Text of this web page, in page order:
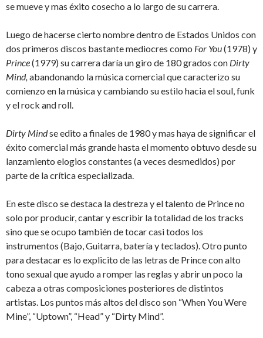
se mueve y mas éxito cosecho a lo largo de su carrera.
Luego de hacerse cierto nombre dentro de Estados Unidos con
dos primeros discos bastante mediocres como For You(1978) y
Prince(1979) su carrera daría un giro de 180 grados con Dirty
Mind, abandonando la música comercial que caracterizo su
comienzo en la música y cambiando su estilo hacia el soul, funk
y el rock and roll.
Dirty Mindse edito a finales de 1980 y mas haya de significar el
éxito comercial más grande hasta el momento obtuvo desde su
lanzamiento elogios constantes (a veces desmedidos) por
parte de la crítica especializada.
En este disco se destaca la destreza y el talento de Prince no
solo por producir, cantar y escribir la totalidad de los tracks
sino que se ocupo también de tocar casi todos los
instrumentos (Bajo, Guitarra, batería y teclados). Otro punto
para destacar es lo explicito de las letras de Prince con alto
tono sexual que ayudo a romper las reglas y abrir un poco la
cabeza a otras composiciones posteriores de distintos
artistas. Los puntos más altos del disco son “When You Were
Mine”, “Uptown”, “Head” y “Dirty Mind”.